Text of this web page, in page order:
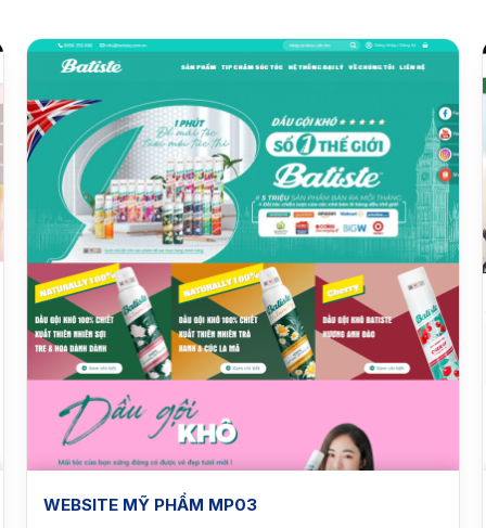
WEBSITE MỸ PHẨM MP03